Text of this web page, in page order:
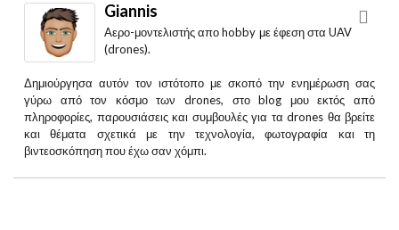
Giannis
Aερο-μοντελιστής απο hobby με έφεση στα UAV
(drones).
Δημιούργησα αυτόν τον ιστότοπο με σκοπό την ενημέρωση σας
γύρω από τον κόσμο των drones, στο blog μου εκτός από
πληροφορίες, παρουσιάσεις και συμβουλές για τα drones θα βρείτε
και θέματα σχετικά με την τεχνολογία, φωτογραφία και τη
βιντεοσκόπηση που έχω σαν χόμπι.